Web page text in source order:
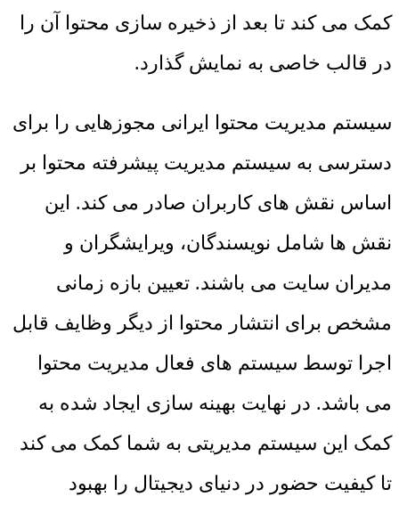
کمک می کند تا بعد از ذخیره سازی محتوا آن را
در قالب خاصی به نمایش گذارد.
سیستم مدیریت محتوا ایرانی مجوزهایی را برای
دسترسی به سیستم مدیریت پیشرفته محتوا بر
اساس نقش های کاربران صادر می کند. این
نقش ها شامل نویسندگان، ویرایشگران و
مدیران سایت می باشند. تعیین بازه زمانی
مشخص برای انتشار محتوا از دیگر وظایف قابل
اجرا توسط سیستم های فعال مدیریت محتوا
می باشد. در نهایت بهینه سازی ایجاد شده به
کمک این سیستم مدیریتی به شما کمک می کند
تا کیفیت حضور در دنیای دیجیتال را بهبود